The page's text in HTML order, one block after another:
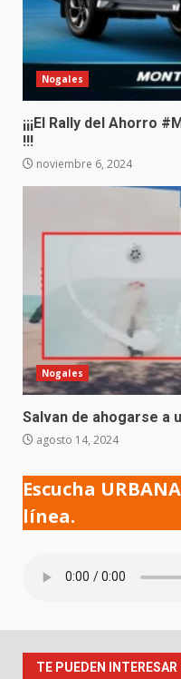
Nogales
¡¡¡El Rally del Ahorro
!!!
noviembre 6, 2024
Nogales
Salvan de ahogarse a
agosto 14, 2024
Escucha
línea.
TE PUEDEN INTERESAR